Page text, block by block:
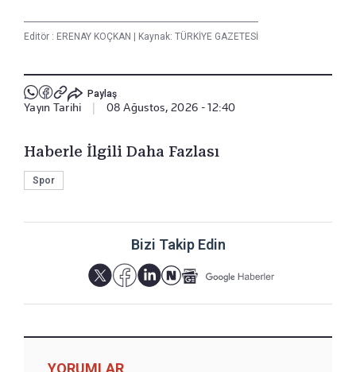
Editör : ERENAY KOÇKAN Kaynak: TÜRKİYE GAZETESİ
Paylaş
Yayın Tarihi 08 Ağustos, 2026 - 12:40
Haberle İlgili Daha Fazlası
Spor
Bizi Takip Edin
YORUMLAR